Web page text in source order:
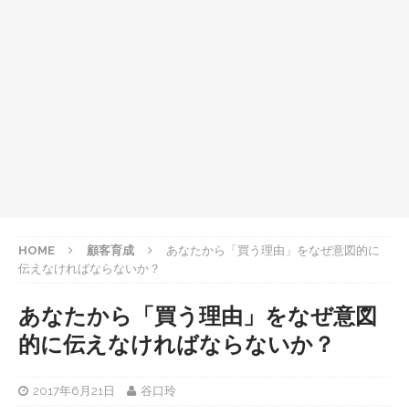
HOME 顧客育成
あなたから「買う理由」をなぜ意図的に
伝えなければならないか？
あなたから「買う理由」をなぜ意図
的に伝えなければならないか？
2017年6月21日 谷口玲